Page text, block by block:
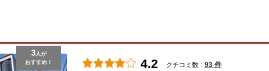
3人が
おすすめ！
4.2 クチコミ数 : 93 件